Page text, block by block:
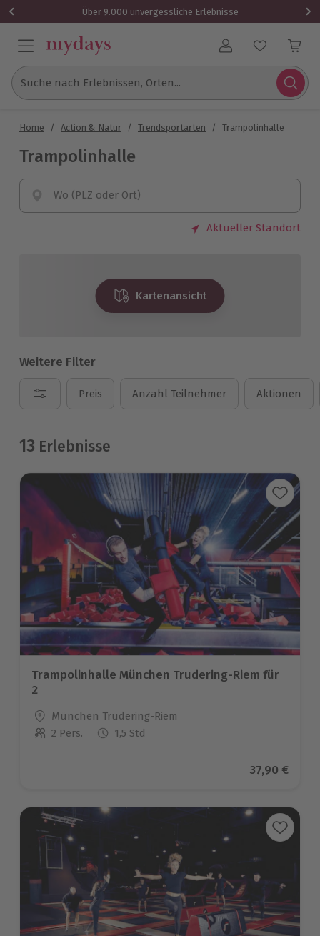
Über 9.000 unvergessliche Erlebnisse
Benutzerkonto
Suche nach Erlebnissen, Orten...
Home / Action & Natur / Trendsportarten / Trampolinhalle
Trampolinhalle
Wo (PLZ oder Ort)
Aktueller Standort
Kartenansicht
Weitere Filter
Preis Anzahl Teilnehmer Aktionen
13 Erlebnisse
Trampolinhalle München Trudering-Riem für
2
Standort
München Trudering-Riem
Anzahl der Teilnehmer
2 Pers. 1,5 Std
Aktueller
37,90 €